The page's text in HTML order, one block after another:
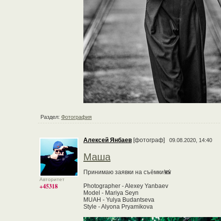
Раздел: Фотография
Авторитет
+45318
Алексей Янбаев [фотограф] 09.08.2020, 14:40
Маша
Принимаю заявки на съёмки!📸
Photographer - Alexey Yanbaev
Model - Mariya Seyn
MUAH - Yulya Budantseva
Style - Alyona Pryamikova